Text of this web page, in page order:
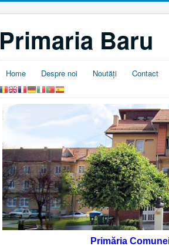
Primaria Baru
Home Despre noi Noutăţi Contact
Primăria